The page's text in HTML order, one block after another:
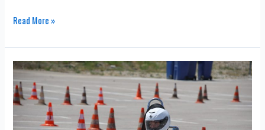
Read More »
3.
KARTING
SLALOM
ZLATIBOR